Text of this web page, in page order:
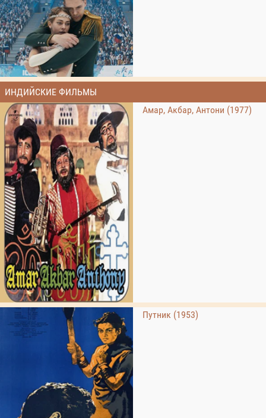
ИНДИЙСКИЕ ФИЛЬМЫ
Амар, Акбар, Антони (1977)
Путник (1953)